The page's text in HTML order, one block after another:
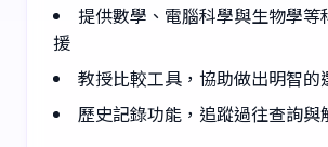
提供數學、電腦科學與生物學等
援
教授比較工具，協助做出明智的
歷史記錄功能，追蹤過往查詢與